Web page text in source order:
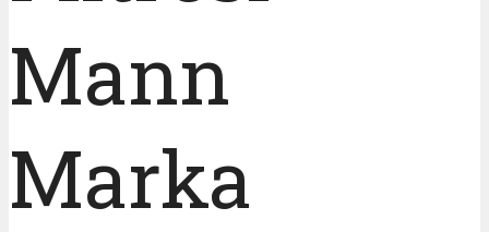
Mann
Marka